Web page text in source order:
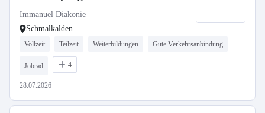
Immanuel Diakonie
Schmalkalden
Vollzeit Teilzeit Weiterbildungen Gute Verkehrsanbindung
Jobrad 4
28.07.2026